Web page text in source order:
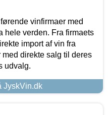
vinfirmaer med
hele verden. Fra firmaets
import af vin fra
direkte salg til deres
udvalg.
JyskVin.dk